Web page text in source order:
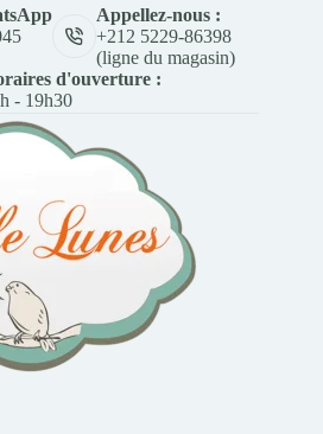
Appellez-nous :
+212 5229-86398
(ligne du magasin)
d'ouverture :
- 19h30